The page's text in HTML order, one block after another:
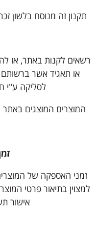
1. תקנון
3. נגישות אתר
תקנון זה מנוסח בלשון
רשאים לקנות באתר, או
או תאגיד אשר
לסליקה ע"י
המוצרים המוצגים
זמני האספקה של
למצוין בתיאור פרטי
אישור